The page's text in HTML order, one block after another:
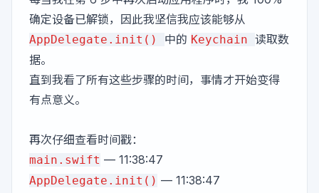
确定设备已解锁，因此我坚信我应该能够从
AppDelegate.init() 中的 Keychain 读取数
据。
直到我看了所有这些步骤的时间，事情才开始变得
有点意义。
再次仔细查看时间戳：
main.swift — 11:38:47
AppDelegate.init() — 11:38:47